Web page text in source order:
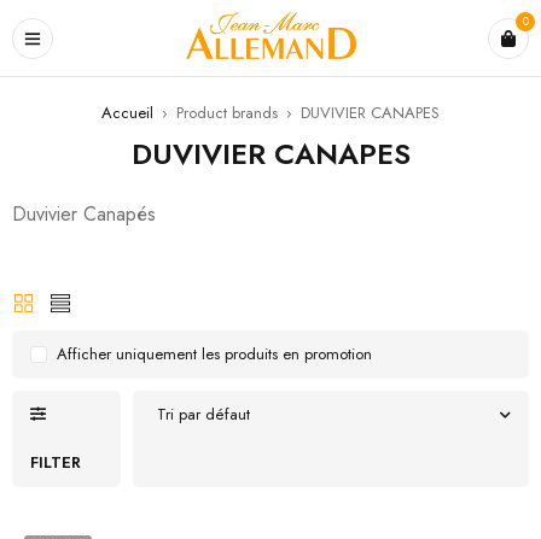
0
Accueil › Product brands › DUVIVIER CANAPES
DUVIVIER CANAPES
Duvivier Canapés
FILTER
Tri par défaut
Afficher uniquement les produits en promotion